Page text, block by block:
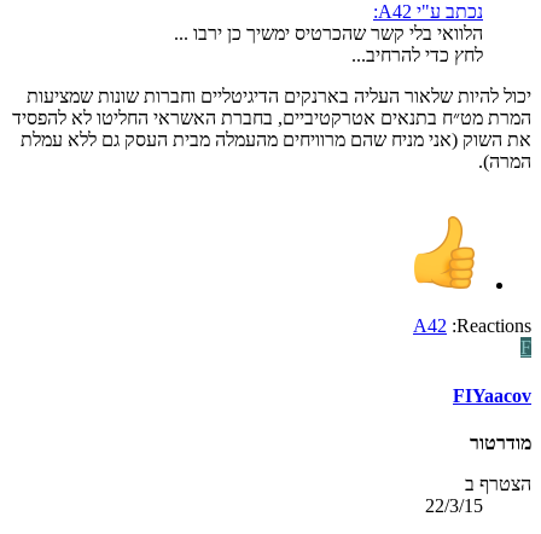
נכתב ע"י A42:
הלוואי בלי קשר שהכרטיס ימשיך כן ירבו ...
לחץ כדי להרחיב...
יכול להיות שלאור העליה בארנקים הדיגיטליים וחברות שונות שמציעות
המרת מט״ח בתנאים אטרקטיביים, בחברת האשראי החליטו לא להפסיד
את השוק (אני מניח שהם מרוויחים מהעמלה מבית העסק גם ללא עמלת
המרה).
Reactions:
A42
F
FIYaacov
מודרטור
הצטרף ב
22/3/15